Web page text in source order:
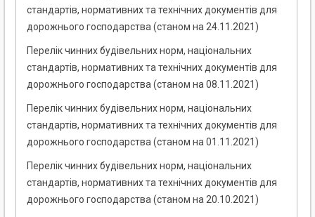
стандартів, нормативних та технічних документів для
дорожнього господарства (станом на 24.11.2021)
Перелік чинних будівельних норм, національних
стандартів, нормативних та технічних документів для
дорожнього господарства (станом на 08.11.2021)
Перелік чинних будівельних норм, національних
стандартів, нормативних та технічних документів для
дорожнього господарства (станом на 01.11.2021)
Перелік чинних будівельних норм, національних
стандартів, нормативних та технічних документів для
дорожнього господарства (станом на 20.10.2021)